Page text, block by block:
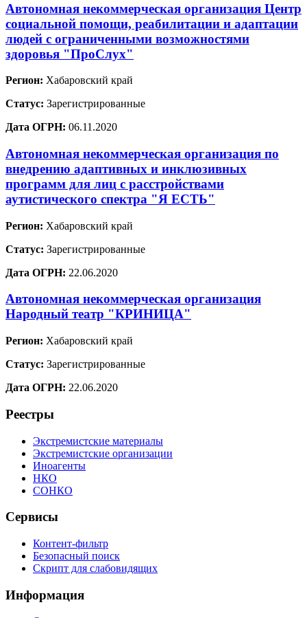
Автономная некоммерческая организация Центр
социальной помощи, реабилитации и адаптации
людей с ограниченными возможностями
здоровья "ПроСлух"
Регион: Хабаровский край
Статус: Зарегистрированные
Дата ОГРН: 06.11.2020
Автономная некоммерческая организация по
внедрению адаптивных и инклюзивных
программ для лиц с расстройствами
аутистического спектра "Я ЕСТЬ"
Регион: Хабаровский край
Статус: Зарегистрированные
Дата ОГРН: 22.06.2020
Автономная некоммерческая организация
Народный театр "КРИНИЦА"
Регион: Хабаровский край
Статус: Зарегистрированные
Дата ОГРН: 22.06.2020
Реестры
Экстремистские материалы
Экстремистские организации
Иноагенты
НКО
СОНКО
Сервисы
Контент-фильтр
Безопасный поиск
Скрипт для слабовидящих
Информация